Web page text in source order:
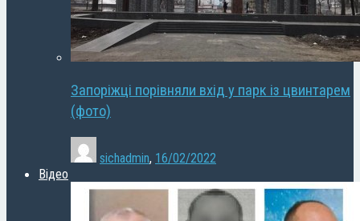
Запоріжці порівняли вхід у парк із цвинтарем
(фото)
sichadmin, 16/02/2022
Відео